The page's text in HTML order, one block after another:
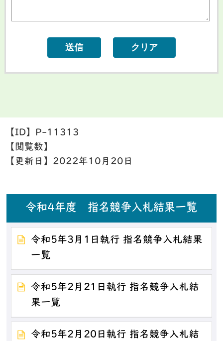
【ID】 P-11313
【閲覧数】
【更新日】 2022年10月20日
令和4年度 指名競争入札結果一覧
令和5年3月1日執行 指名競争入札結果
一覧
令和5年2月21日執行 指名競争入札結
果一覧
令和5年2月20日執行 指名競争入札結